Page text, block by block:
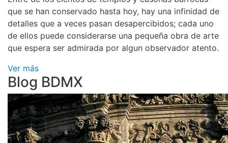
que se han conservado hasta hoy, hay una infinidad de
detalles que a veces pasan desapercibidos; cada uno
de ellos puede considerarse una pequeña obra de arte
que espera ser admirada por algun observador atento.
Ver más
Blog BDMX